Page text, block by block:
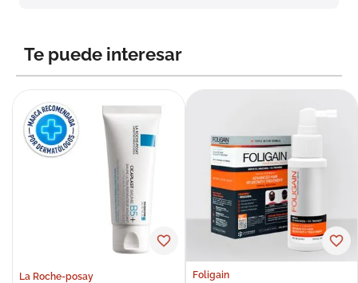
Te puede interesar
La Roche-posay Foligain
10.pañales